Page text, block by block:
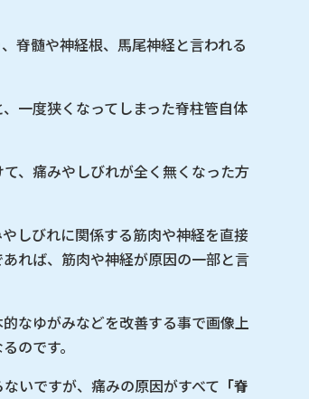
脊髄や神経根、馬尾神経と言われる
一度狭くなってしまった脊柱管自体
、痛みやしびれが全く無くなった方
しびれに関係する筋肉や神経を直接
れば、筋肉や神経が原因の一部と言
なゆがみなどを改善する事で画像上
のです。
いですが、痛みの原因がすべて 「脊